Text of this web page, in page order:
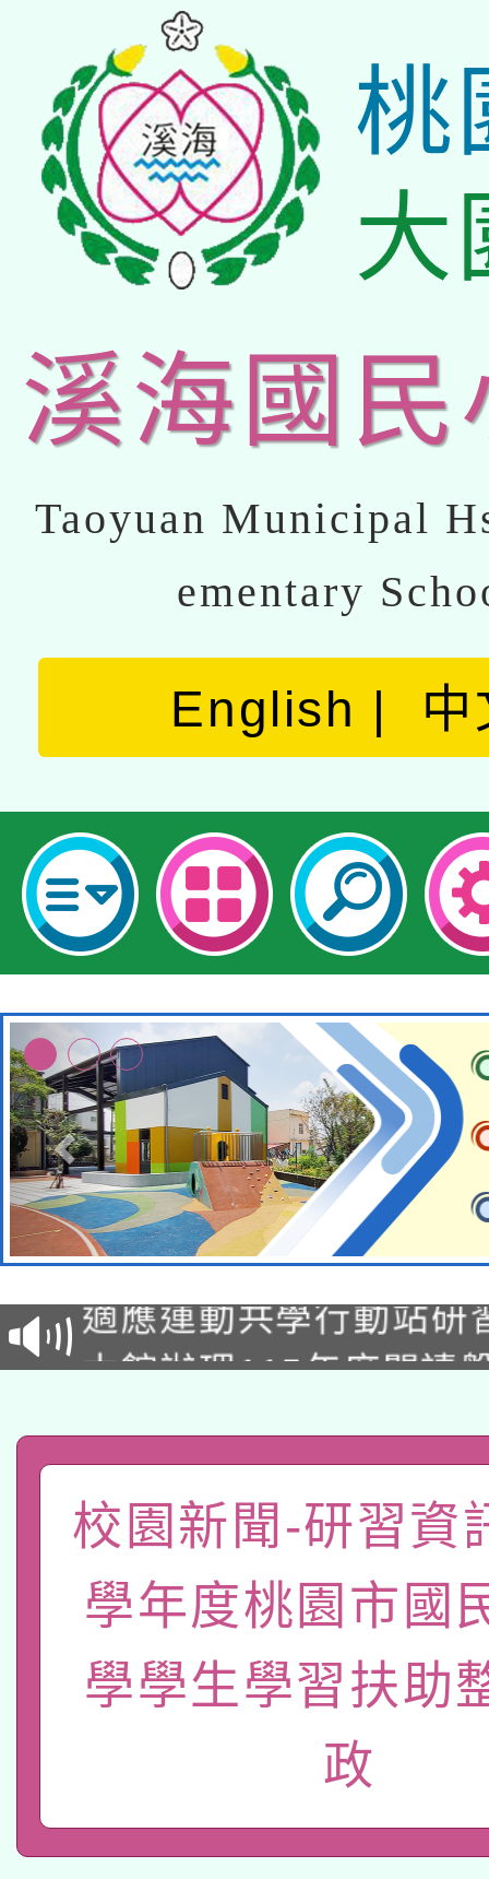
桃
大
溪海國民
Taoyuan Municipal
ementary
English 中
本校115學年度第2次
招甄選結果公告(無人
招)
適應運動共學行動站研
本館辦理115年度閱讀
礎課程
A3數位素養講師名單
「數位內容與教學軟體
pilot」
有關大陸委員會函釋公
薪期間赴陸應申請許可
轉知經濟部水利署委託
業技術研究院辦理「
用水績優單位及節水達
115年8月22日(星期六
桃園市孔廟祈福系列
2026年桃園地景藝術
本校115學年度第2次
招甄選結果公告(無人
適應運動共學行動站研
校園新聞-研習資
學年度桃園市國
學學生學習扶助
政